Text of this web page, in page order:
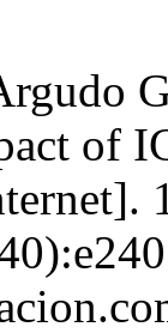
of